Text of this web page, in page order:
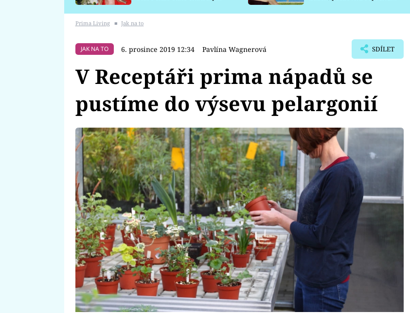
Prima Living ■ Jak na to
JAK NA TO 6. prosince 2019 12:34 Pavlína Wagnerová SDÍLET
V Receptáři prima nápadů se
pustíme do výsevu pelargonií